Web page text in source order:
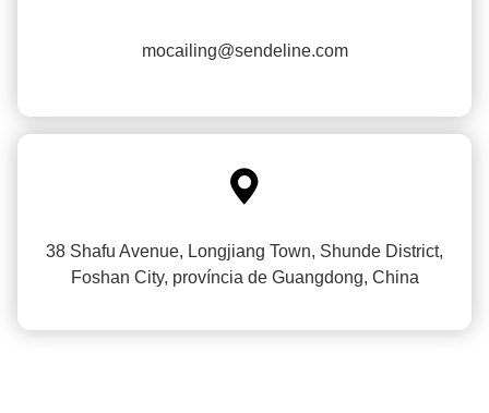
mocailing@sendeline.com

38 Shafu Avenue, Longjiang Town, Shunde District,
Foshan City, província de Guangdong, China